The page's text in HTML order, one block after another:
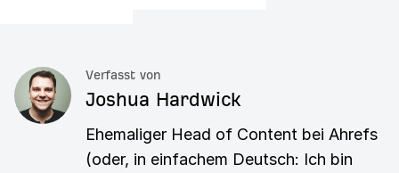
Verfasst von
Joshua Hardwick
Ehemaliger Head of Content bei Ahrefs
(oder, in einfachem Deutsch: Ich bin